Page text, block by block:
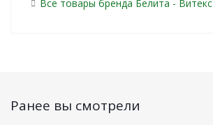
Все товары бренда Белита - Витекс
Ранее вы смотрели